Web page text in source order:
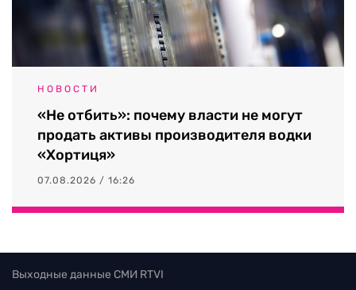
НОВОСТИ
«Не отбить»: почему власти не могут
продать активы производителя водки
«Хортиця»
07.08.2026 / 16:26
Выходные данные СМИ RTVI